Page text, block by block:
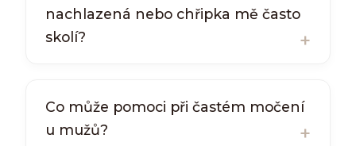
nachlazená nebo chřipka mě často
skolí?
Co může pomoci při častém močení
u mužů?